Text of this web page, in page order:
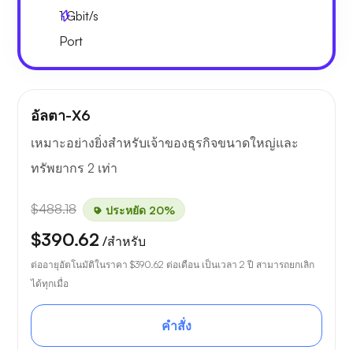
1Gbit/s
Port
อัลตา-X6
เหมาะอย่างยิ่งสำหรับเจ้าของธุรกิจขนาดใหญ่และ
ทรัพยากร 2 เท่า
$488.18 ประหยัด 20%
$390.62 /สำหรับ
ต่ออายุอัตโนมัติในราคา $390.62 ต่อเดือน เป็นเวลา 2 ปี สามารถยกเลิก
ได้ทุกเมื่อ
คำสั่ง